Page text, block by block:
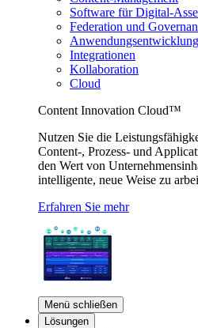
Software für Digital-
Federation und
Anwendungsentwicklung
Integrationen
Kollaboration
Cloud
Content Innovation Cloud™
Nutzen Sie die
Content-, Prozess- und
den Wert von
intelligente, neue Weise zu
Erfahren Sie mehr
Menü schließen
Lösungen